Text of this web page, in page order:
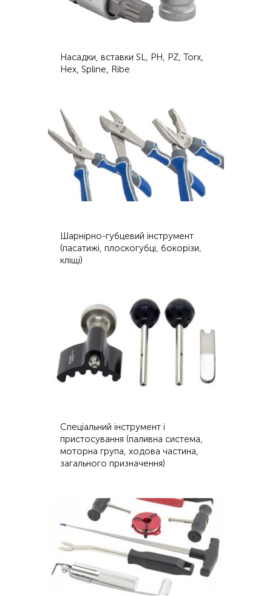
Насадки, вставки SL, PH, PZ, Torx,
Hex, Spline, Ribe
Шарнірно-губцевий інструмент
(пасатижі, плоскогубці, бокорізи,
кліщі)
Спеціальний інструмент і
пристосування (паливна система,
моторна група, ходова частина,
загального призначення)